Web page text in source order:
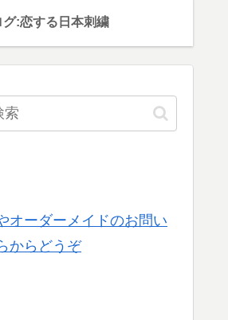
グ:恋する日本刺繍
オーダーメイドのお問い
からどうぞ